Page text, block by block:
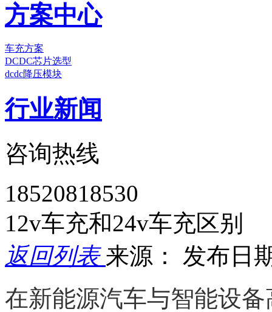
方案中心
车充方案
DCDC芯片选型
dcdc降压模块
行业新闻
咨询热线
18520818530
12v车充和24v车充区别
返回列表来源： 发布日
在新能源汽车与智能设